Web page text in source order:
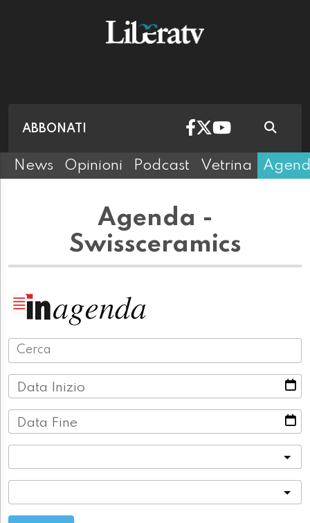
ABBONATI
News Opinioni Podcast Vetrina
Agenda -
Swissceramics
Data Inizio
Data Fine